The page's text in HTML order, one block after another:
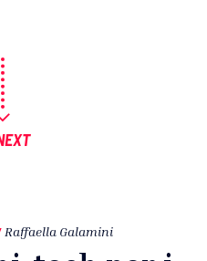
Raffaella Galamini